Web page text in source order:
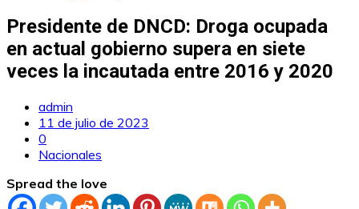
Presidente de DNCD: Droga ocupada
en actual gobierno supera en siete
veces la incautada entre 2016 y 2020
admin
11 de julio de 2023
0
Nacionales
Spread the love